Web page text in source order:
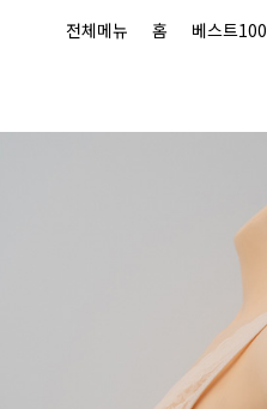
전체메뉴 홈 베스트100